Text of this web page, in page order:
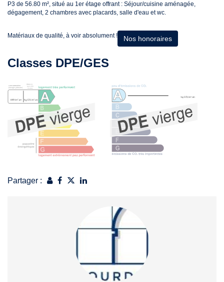
P3 de 56.80 m², situé au 1er étage offrant : Séjour/cuisine aménagée,
dégagement, 2 chambres avec placards, salle d'eau et wc.
Matériaux de qualité, à voir absolument ! Nos honoraires
Classes DPE/GES
Partager :